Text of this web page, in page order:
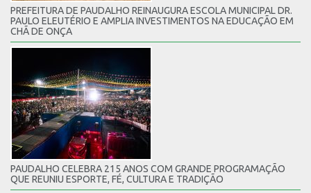
PREFEITURA DE PAUDALHO REINAUGURA ESCOLA MUNICIPAL DR.
PAULO ELEUTÉRIO E AMPLIA INVESTIMENTOS NA EDUCAÇÃO EM
CHÃ DE ONÇA
PAUDALHO CELEBRA 215 ANOS COM GRANDE PROGRAMAÇÃO
QUE REUNIU ESPORTE, FÉ, CULTURA E TRADIÇÃO